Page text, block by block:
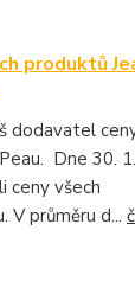
produktů
dodavatel
Dne 30. 1.
ceny všech
V průměru d...